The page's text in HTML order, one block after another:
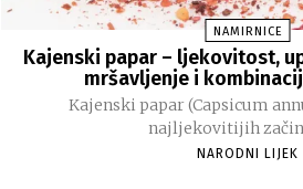
NAMIRNICE
Kajenski papar – ljekovitost,
mršavljenje i
Kajenski papar (Capsicum
najljekovitijih
NARODNI LIJEK